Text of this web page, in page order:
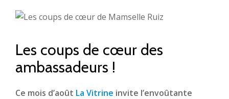
Les coups de cœur des
ambassadeurs !
Ce mois d’août La Vitrine invite l’envoûtante